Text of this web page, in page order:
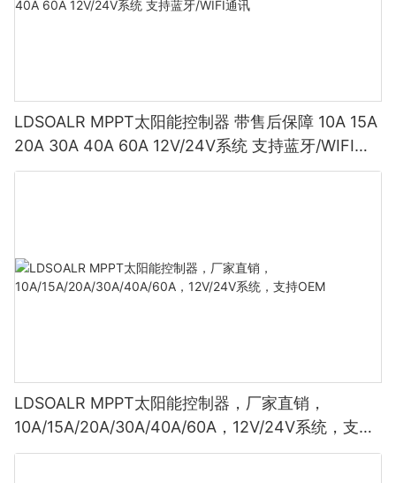
LDSOALR MPPT太阳能控制器 带售后保障 10A 15A
20A 30A 40A 60A 12V/24V系统 支持蓝牙/WIFI通
讯
LDSOALR MPPT太阳能控制器，厂家直销，
10A/15A/20A/30A/40A/60A，12V/24V系统，支持
OEM